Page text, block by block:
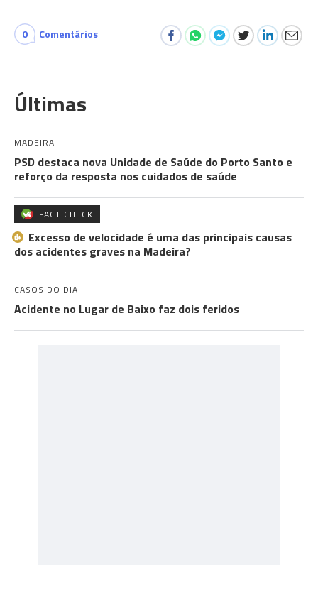
0 Comentários
Últimas
MADEIRA
PSD destaca nova Unidade de Saúde do Porto Santo e
reforço da resposta nos cuidados de saúde
FACT CHECK
Excesso de velocidade é uma das principais causas
dos acidentes graves na Madeira?
CASOS DO DIA
Acidente no Lugar de Baixo faz dois feridos